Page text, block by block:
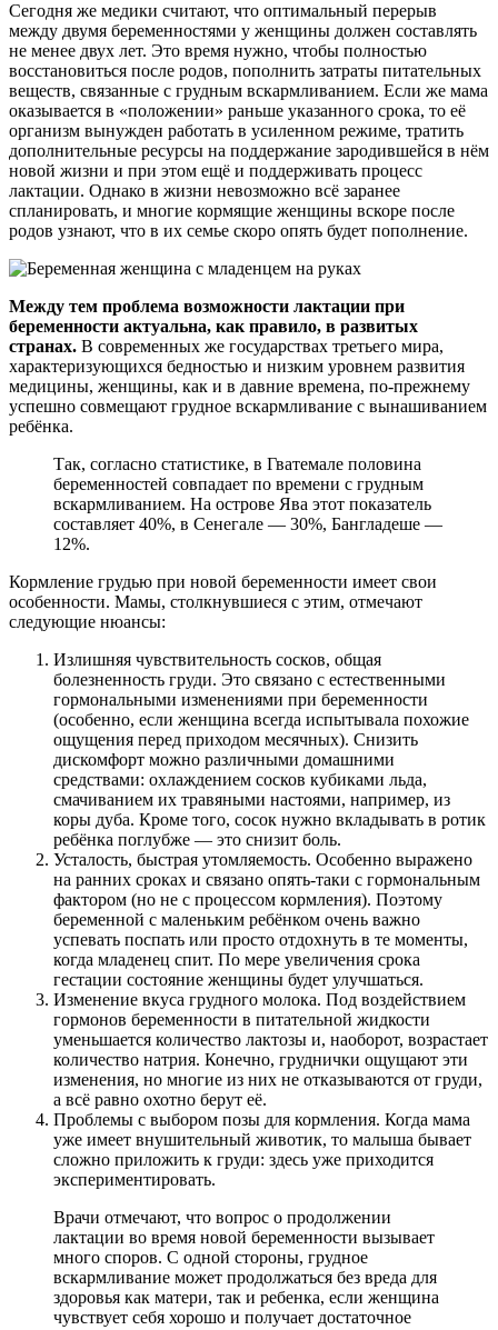
Сегодня же медики считают, что оптимальный перерыв
между двумя беременностями у женщины должен составлять
не менее двух лет. Это время нужно, чтобы полностью
восстановиться после родов, пополнить затраты питательных
веществ, связанные с грудным вскармливанием. Если же мама
оказывается в «положении» раньше указанного срока, то её
организм вынужден работать в усиленном режиме, тратить
дополнительные ресурсы на поддержание зародившейся в нём
новой жизни и при этом ещё и поддерживать процесс
лактации. Однако в жизни невозможно всё заранее
спланировать, и многие кормящие женщины вскоре после
родов узнают, что в их семье скоро опять будет пополнение.
Между тем проблема возможности лактации при
беременности актуальна, как правило, в развитых
странах. В современных же государствах третьего мира,
характеризующихся бедностью и низким уровнем развития
медицины, женщины, как и в давние времена, по-прежнему
успешно совмещают грудное вскармливание с вынашиванием
ребёнка.
Так, согласно статистике, в Гватемале половина
беременностей совпадает по времени с грудным
вскармливанием. На острове Ява этот показатель
составляет 40%, в Сенегале — 30%, Бангладеше —
12%.
Кормление грудью при новой беременности имеет свои
особенности. Мамы, столкнувшиеся с этим, отмечают
следующие нюансы:
Излишняя чувствительность сосков, общая
болезненность груди. Это связано с естественными
гормональными изменениями при беременности
(особенно, если женщина всегда испытывала похожие
ощущения перед приходом месячных). Снизить
дискомфорт можно различными домашними
средствами: охлаждением сосков кубиками льда,
смачиванием их травяными настоями, например, из
коры дуба. Кроме того, сосок нужно вкладывать в ротик
ребёнка поглубже — это снизит боль.
Усталость, быстрая утомляемость. Особенно выражено
на ранних сроках и связано опять-таки с гормональным
фактором (но не с процессом кормления). Поэтому
беременной с маленьким ребёнком очень важно
успевать поспать или просто отдохнуть в те моменты,
когда младенец спит. По мере увеличения срока
гестации состояние женщины будет улучшаться.
Изменение вкуса грудного молока. Под воздействием
гормонов беременности в питательной жидкости
уменьшается количество лактозы и, наоборот, возрастает
количество натрия. Конечно, груднички ощущают эти
изменения, но многие из них не отказываются от груди,
а всё равно охотно берут её.
Проблемы с выбором позы для кормления. Когда мама
уже имеет внушительный животик, то малыша бывает
сложно приложить к груди: здесь уже приходится
экспериментировать.
Врачи отмечают, что вопрос о продолжении
лактации во время новой беременности вызывает
много споров. С одной стороны, грудное
вскармливание может продолжаться без вреда для
здоровья как матери, так и ребенка, если женщина
чувствует себя хорошо и получает достаточное